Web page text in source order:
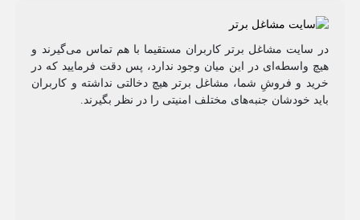
در سایت مشاغل برتر کاربران مستقیما با هم تماس می‌گیرند و
هیچ واسطه‌ای در این میان وجود ندارد، پس دقت فرمایید که در
خرید و فروشِ شما، مشاغل برتر هیچ دخالتی نداشته و کاربران
باید خودشان جنبه‌های مختلف امنیتی را در نظر بگیرند.